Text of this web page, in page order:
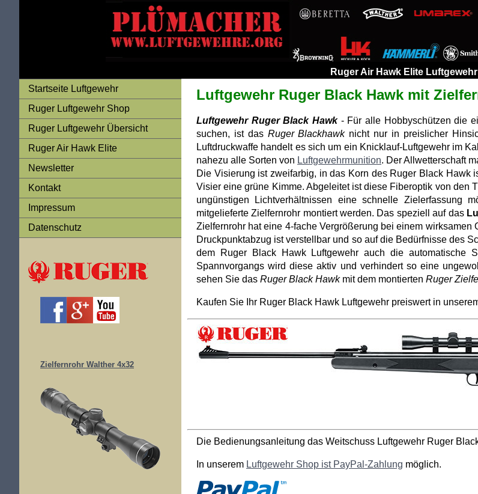
Ruger Air Hawk Elite Luftgewehr
Startseite Luftgewehr
Ruger Luftgewehr Shop
Ruger Luftgewehr Übersicht
Ruger Air Hawk Elite
Newsletter
Kontakt
Impressum
Datenschutz
Zielfernrohr Walther 4x32
Luftgewehr Ruger Black Hawk mit
Luftgewehr Ruger Black Hawk- Für alle Hobbyschützen die
suchen, ist das Ruger Blackhawknicht nur in preislicher
Luftdruckwaffe handelt es sich um ein Knicklauf-Luftgewehr im
nahezu alle Sorten von Luftgewehrmunition. Der Allwetterschaft
Die Visierung ist zweifarbig, in das Korn des Ruger Black Hawk
Visier eine grüne Kimme. Abgeleitet ist diese Fiberoptik von den
ungünstigen Lichtverhältnissen eine schnelle Zielerfassung
mitgelieferte Zielfernrohr montiert werden. Das speziell auf das
Zielfernrohr hat eine 4-fache Vergrößerung bei einem wirksamen
Druckpunktabzug ist verstellbar und so auf die Bedürfnisse des
dem Ruger Black Hawk Luftgewehr auch die automatische
Spannvorgangs wird diese aktiv und verhindert so eine
sehen Sie das Ruger Black Hawkmit dem montierten Ruger
Kaufen Sie Ihr Ruger Black Hawk Luftgewehr preiswert in
Die Bedienungsanleitung das Weitschuss Luftgewehr Ruger
In unserem Luftgewehr Shop ist PayPal-Zahlung möglich.